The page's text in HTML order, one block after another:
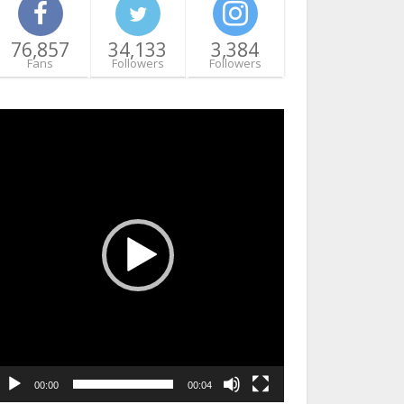
76,857
Fans
34,133
Followers
3,384
Followers
00:00 00:04